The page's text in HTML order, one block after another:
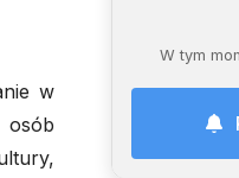
W tym
w